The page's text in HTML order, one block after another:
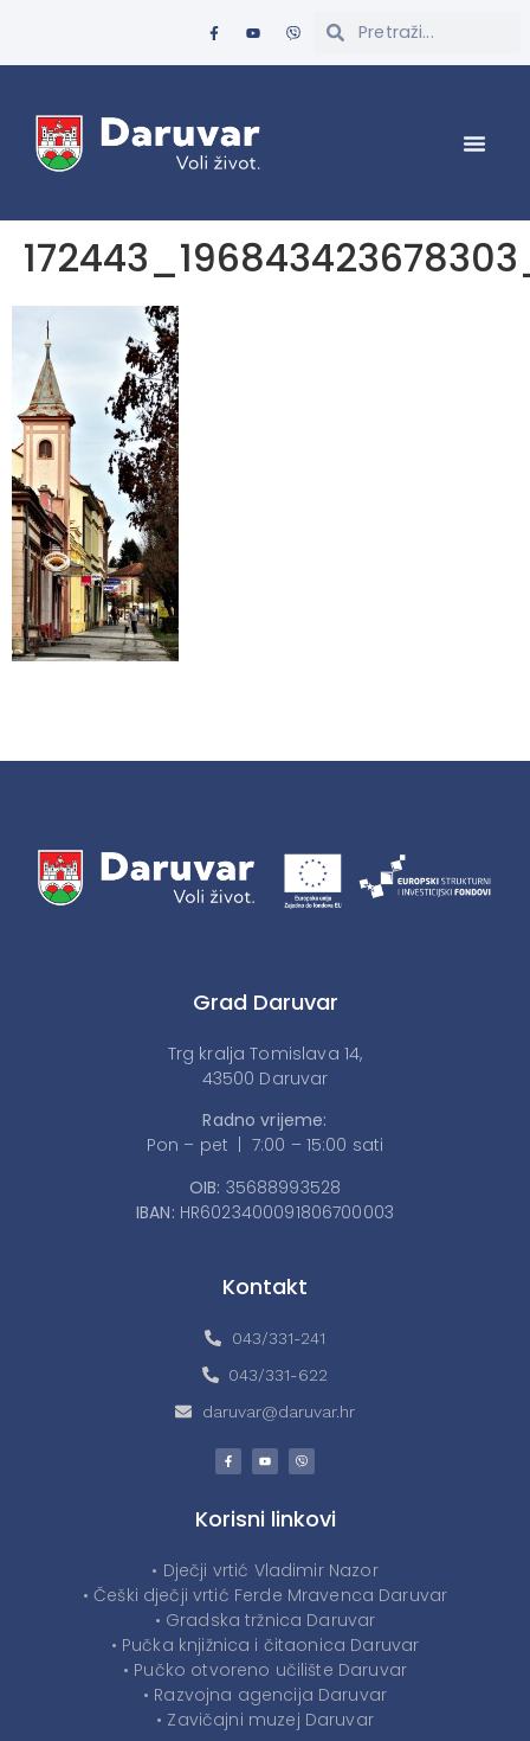
Grad Daruvar
Trg kralja Tomislava 14,
43500 Daruvar
Radno vrijeme:
Pon – pet | 7:00 – 15:00 sati
OIB: 35688993528
IBAN: HR6023400091806700003
Kontakt
043/331-241
043/331-622
daruvar@daruvar.hr
Korisni linkovi
• Dječji vrtić Vladimir Nazor
• Češki dječji vrtić Ferde Mravenca Daruvar
• Gradska tržnica Daruvar
• Pučka knjižnica i čitaonica Daruvar
• Pučko otvoreno učilište Daruvar
• Razvojna agencija Daruvar
• Zavičajni muzej Daruvar